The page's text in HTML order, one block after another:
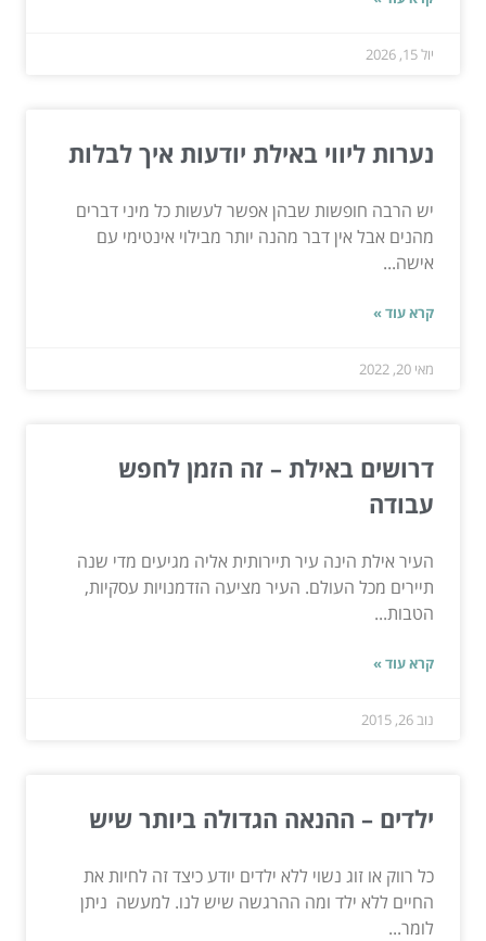
יול 15, 2026
נערות ליווי באילת יודעות איך לבלות
יש הרבה חופשות שבהן אפשר לעשות כל מיני דברים
מהנים אבל אין דבר מהנה יותר מבילוי אינטימי עם
אישה...
קרא עוד »
מאי 20, 2022
דרושים באילת – זה הזמן לחפש
עבודה
העיר אילת הינה עיר תיירותית אליה מגיעים מדי שנה
תיירים מכל העולם. העיר מציעה הזדמנויות עסקיות,
הטבות...
קרא עוד »
נוב 26, 2015
ילדים – ההנאה הגדולה ביותר שיש
כל רווק או זוג נשוי ללא ילדים יודע כיצד זה לחיות את
החיים ללא ילד ומה ההרגשה שיש לנו. למעשה ניתן
לומר...